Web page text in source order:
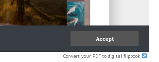
Convert your PDF to digital flipbook